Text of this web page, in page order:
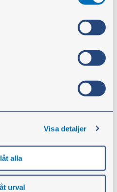
ikonen” längst ned till
Visa detaljer
alla
urval
af kølervæskens
op gennem pipetten,
vises mod en